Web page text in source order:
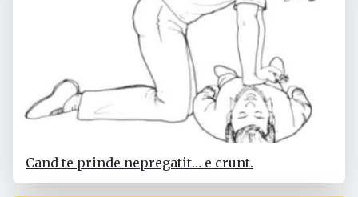
Cand te prinde nepregatit… e crunt.